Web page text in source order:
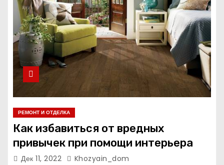
РЕМОНТ И ОТДЕЛКА
Как избавиться от вредных
привычек при помощи интерьера
Дек 11, 2022 Khozyain_dom